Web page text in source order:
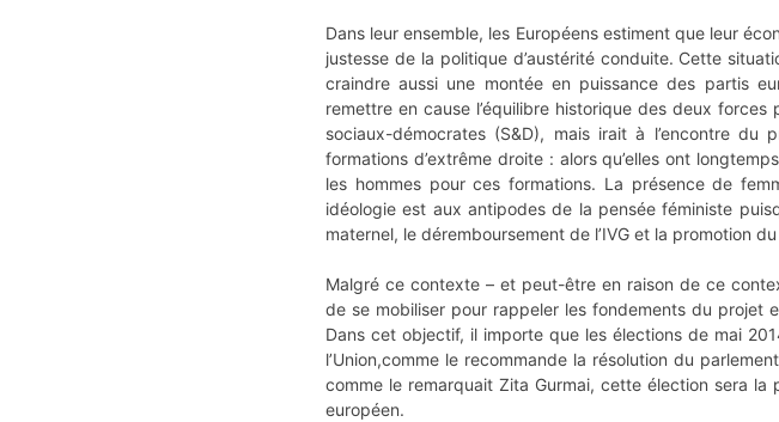
Dans leur ensemble, les Européens estiment que leur
justesse de la politique d’austérité conduite. Cette
craindre aussi une montée en puissance des partis
remettre en cause l’équilibre historique des deux
sociaux-démocrates (S&D), mais irait à l’encontre
formations d’extrême droite : alors qu’elles ont
les hommes pour ces formations. La présence de
idéologie est aux antipodes de la pensée féministe
maternel, le déremboursement de l’IVG et la promotion
Malgré ce contexte – et peut-être en raison de ce
de se mobiliser pour rappeler les fondements du projet
Dans cet objectif, il importe que les élections de mai
l’Union,comme le recommande la résolution du
comme le remarquait Zita Gurmai, cette élection sera
européen.